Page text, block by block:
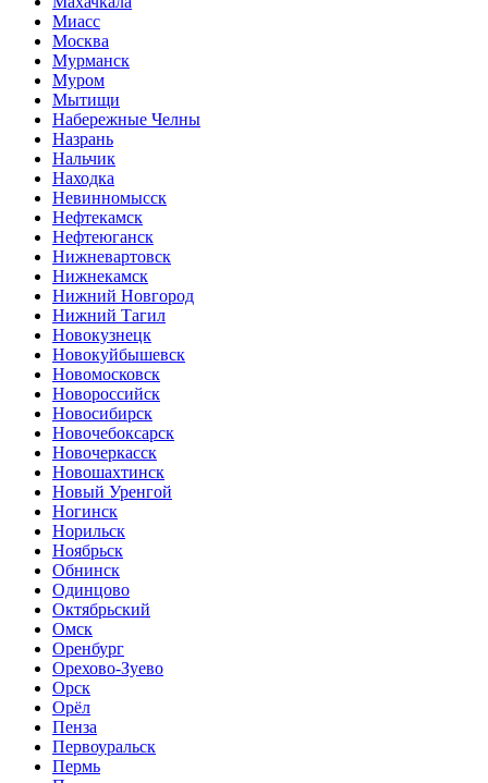
Миасс
Москва
Мурманск
Муром
Мытищи
Набережные Челны
Назрань
Нальчик
Находка
Невинномысск
Нефтекамск
Нефтеюганск
Нижневартовск
Нижнекамск
Нижний Новгород
Нижний Тагил
Новокузнецк
Новокуйбышевск
Новомосковск
Новороссийск
Новосибирск
Новочебоксарск
Новочеркасск
Новошахтинск
Новый Уренгой
Ногинск
Норильск
Ноябрьск
Обнинск
Одинцово
Октябрьский
Омск
Оренбург
Орехово-Зуево
Орск
Орёл
Пенза
Первоуральск
Пермь